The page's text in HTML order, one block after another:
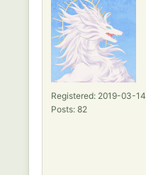
Registered: 2019-03-14
Posts: 82